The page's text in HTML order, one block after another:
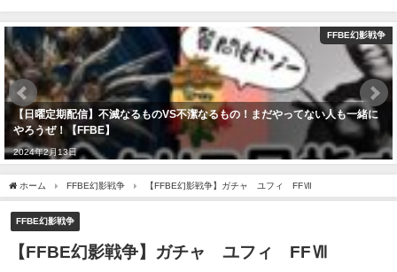
FFBE幻影戦争
【日曜定期配信】不滅なるものVS不潔なるもの！まだやってない人も一緒に
やろうぜ！【FFBE】
2024年2月13日
ホーム FFBE幻影戦争 【FFBE幻影戦争】ガチャ ユフィ FFⅦ
FFBE幻影戦争
【FFBE幻影戦争】ガチャ ユフィ FFⅦ